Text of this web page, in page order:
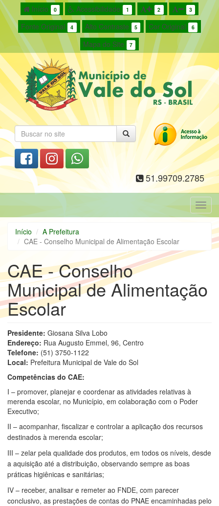
Início 0 Acessibilidade 1 2 3
Fonte Original 4 Alto Contraste 5 Cor Original 6
Mapa do Site 7
51.99709.2785
Início
A Prefeitura
CAE - Conselho Municipal de Alimentação Escolar
CAE - Conselho
Municipal de Alimentação
Escolar
Presidente: Giosana Silva Lobo
Endereço: Rua Augusto Emmel, 96, Centro
Telefone: (51) 3750-1122
Local: Prefeitura Municipal de Vale do Sol
Competências do CAE:
I – promover, planejar e coordenar as atividades relativas à
merenda escolar, no Município, em colaboração com o Poder
Executivo;
II – acompanhar, fiscalizar e controlar a aplicação dos recursos
destinados à merenda escolar;
III – zelar pela qualidade dos produtos, em todos os níveis, desde
a aquisição até a distribuição, observando sempre as boas
práticas higiênicas e sanitárias;
IV – receber, analisar e remeter ao FNDE, com parecer
conclusivo, as prestações de contas do PNAE encaminhadas pelo